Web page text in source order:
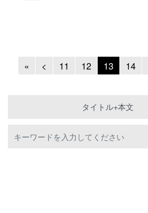
«Previous
< Previous
11 12 13 14